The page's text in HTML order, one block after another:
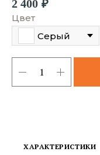
2 400 ₽
Цвет
Серый
ХАРАКТЕРИСТИКИ